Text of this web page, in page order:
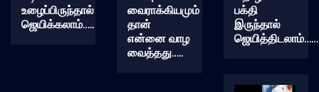
உழைப்பிருந்தால்
ஜெயிக்கலாம்…..
வைராக்கியமும்
தான்
என்னை வாழ
வைத்தது…..
பக்தி
இருந்தால்